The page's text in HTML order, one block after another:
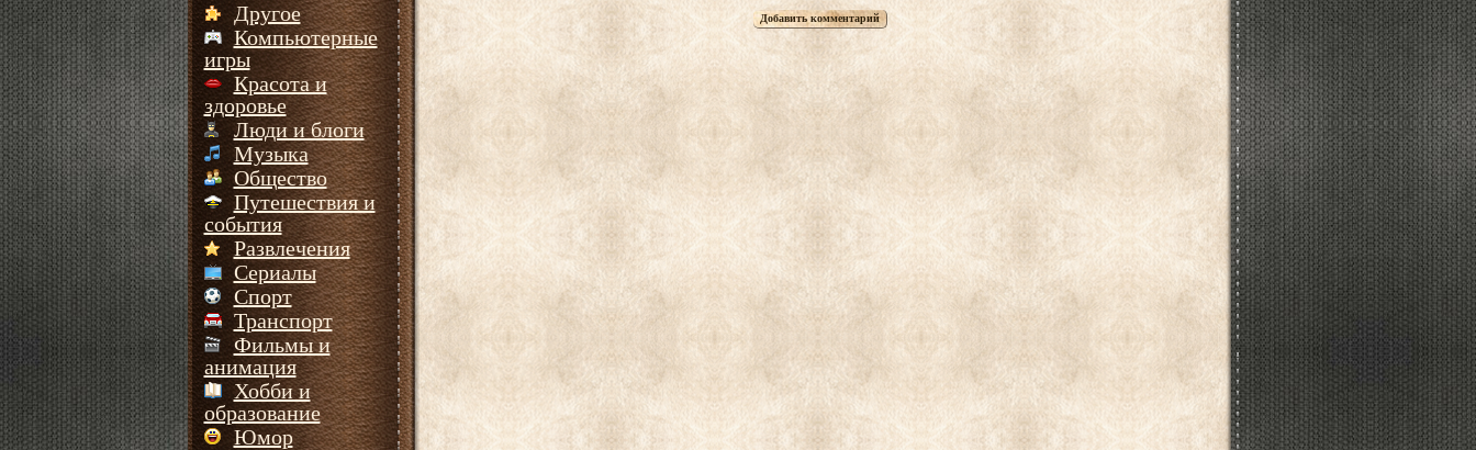
Другое
Компьютерные
игры
Красота и
здоровье
Люди и блоги
Музыка
Общество
Путешествия и
события
Развлечения
Сериалы
Спорт
Транспорт
Фильмы и
анимация
Хобби и
образование
Юмор